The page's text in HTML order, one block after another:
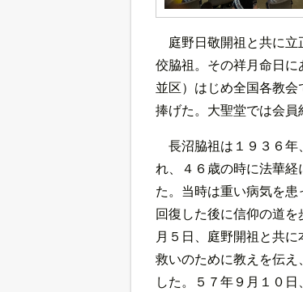
庭野日敬開祖と共に
佼脇祖。その祥月命日
並区）はじめ全国各教
捧げた。大聖堂では会員
長沼脇祖は１９３６
れ、４６歳の時に法華経
た。当時は重い病気を
回復した後に信仰の道を
月５日、庭野開祖と共
救いのために教えを伝
した。５７年９月１０